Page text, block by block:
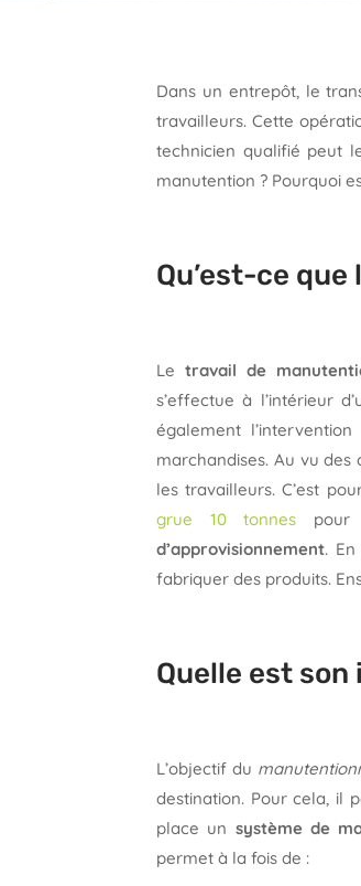
Dans un entrepôt, le
travailleurs. Cette
technicien qualifié peut
manutention ? Pourquoi
Qu’est-ce
Letravail de
s’effectue à l’intérieur
également
marchandises. Au vu
les travailleurs. C’est
grue 10 tonnes pour
d’approvisionnement.
fabriquer des produits.
Quelle est
L’objectif du
destination. Pour cela, il
place un système de
permet à la fois de :